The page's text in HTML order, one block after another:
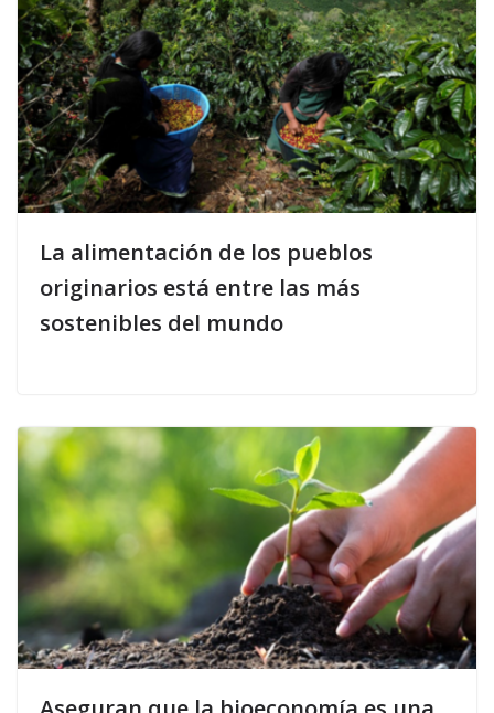
La alimentación de los pueblos
originarios está entre las más
sostenibles del mundo